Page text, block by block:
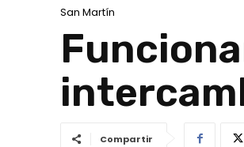
San Martín
Compartir